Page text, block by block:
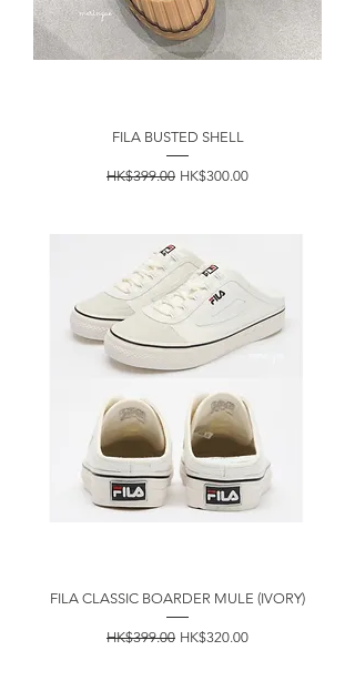
FILA BUSTED SHELL
一般價格
HK$399.00 促銷價格
HK$300.00
FILA CLASSIC BOARDER MULE (IVORY)
一般價格
HK$399.00 促銷價格
HK$320.00